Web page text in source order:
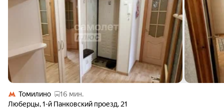
Томилино
16 мин.
Люберцы,1-й Панковский проезд, 21